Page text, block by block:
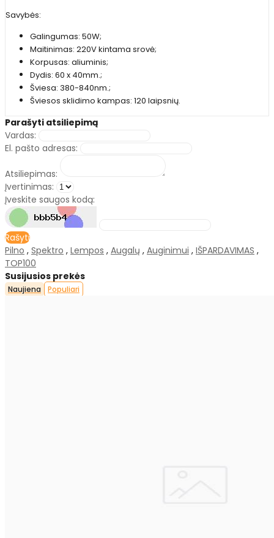
Savybės:
Galingumas: 50W;
Maitinimas: 220V kintama srovė;
Korpusas: aliuminis;
Dydis: 60 x 40mm.;
Šviesa: 380-840nm.;
Šviesos sklidimo kampas: 120 laipsnių.
Parašyti atsiliepimą
Vardas:
El. pašto adresas:
Atsiliepimas:
Įvertinimas:
Įveskite saugos kodą:
Rašyti
Pilno , Spektro , Lempos , Augalų , Auginimui , IŠPARDAVIMAS ,
TOP100
Susijusios prekės
Naujiena Populiari